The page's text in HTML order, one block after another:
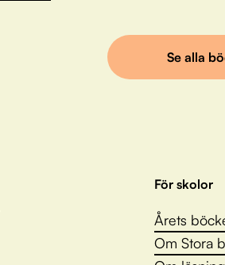
Se alla
För skolor
Årets
Om Stora